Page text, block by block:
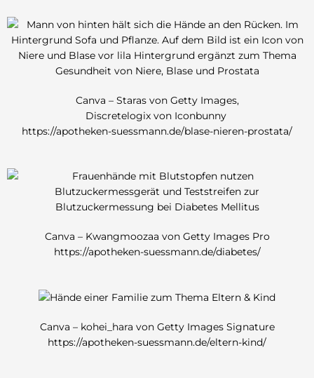
Canva – Staras von Getty Images,
Discretelogix von Iconbunny
https://apotheken-suessmann.de/blase-nieren-prostata/
Canva – Kwangmoozaa von Getty Images Pro
https://apotheken-suessmann.de/diabetes/
Canva – kohei_hara von Getty Images Signature
https://apotheken-suessmann.de/eltern-kind/